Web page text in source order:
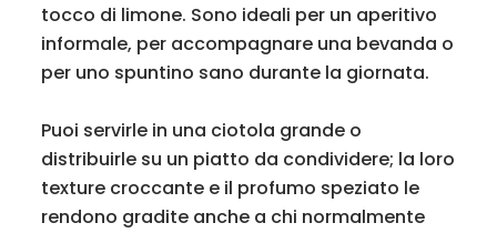
tocco di limone. Sono ideali per un aperitivo
informale, per accompagnare una bevanda o
per uno spuntino sano durante la giornata.
Puoi servirle in una ciotola grande o
distribuirle su un piatto da condividere; la loro
texture croccante e il profumo speziato le
rendono gradite anche a chi normalmente